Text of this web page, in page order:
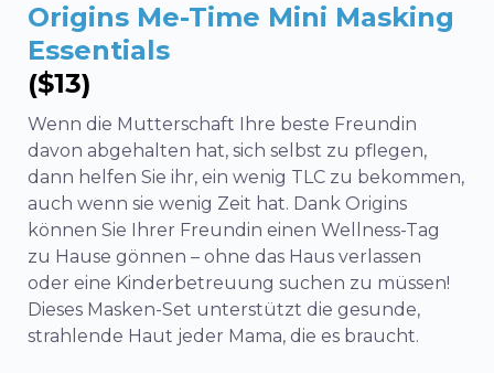
Origins Me-Time Mini Masking
Essentials
($13)
Wenn die Mutterschaft Ihre beste Freundin
davon abgehalten hat, sich selbst zu pflegen,
dann helfen Sie ihr, ein wenig TLC zu bekommen,
auch wenn sie wenig Zeit hat. Dank Origins
können Sie Ihrer Freundin einen Wellness-Tag
zu Hause gönnen – ohne das Haus verlassen
oder eine Kinderbetreuung suchen zu müssen!
Dieses Masken-Set unterstützt die gesunde,
strahlende Haut jeder Mama, die es braucht.